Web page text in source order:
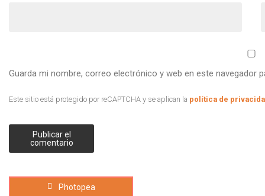
Guarda mi nombre, correo electrónico y web en este navegador
Este sitio está protegido por reCAPTCHA y se aplican la política de
Photopea